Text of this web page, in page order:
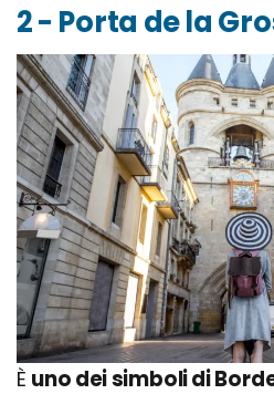
2 - Porta de la
È uno dei simboli di